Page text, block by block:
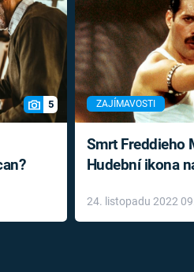
5 ZAJÍMAVOSTI
Smrt Freddieho
Hudební ikona
léky
24. listopadu 2022